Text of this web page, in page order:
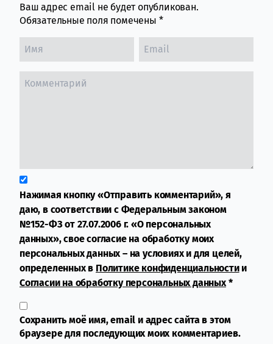
Ваш адрес email не будет опубликован.
Обязательные поля помечены *
Нажимая кнопку «Отправить комментарий», я
даю, в соответствии с Федеральным законом
№152-ФЗ от 27.07.2006 г. «О персональных
данных», свое согласие на обработку моих
персональных данных – на условиях и для целей,
определенных в Политике конфиденциальностии
Согласии на обработку персональных данных*
Сохранить моё имя, email и адрес сайта в этом
браузере для последующих моих комментариев.